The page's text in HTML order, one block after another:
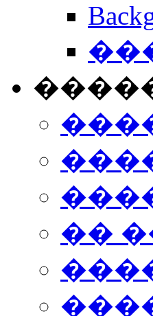
��